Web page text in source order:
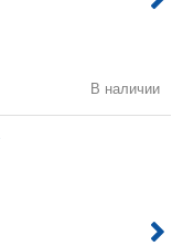
В наличии